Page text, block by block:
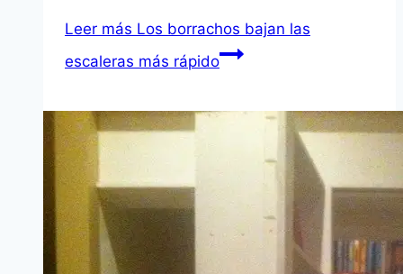
Leer más Los borrachos bajan las
escaleras más rápido